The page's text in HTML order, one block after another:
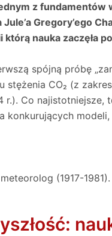
z
Gregory’ego
nauka zaczęła
spójną próbę
stężenia CO₂ (z
r.). Co
konkurujących
(1917-